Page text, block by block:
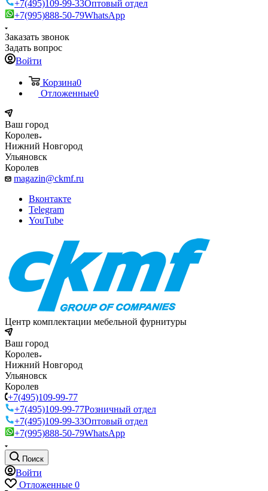
+7(495)109-99-33Оптовый отдел
+7(995)888-50-79WhatsApp
Заказать звонок
Задать вопрос
Войти
Корзина0
Отложенные0
Ваш город
Королев
Нижний Новгород
Ульяновск
Королев
magazin@ckmf.ru
Вконтакте
Telegram
YouTube
Центр комплектации мебельной фурнитуры
Ваш город
Королев
Нижний Новгород
Ульяновск
Королев
+7(495)109-99-77
+7(495)109-99-77Розничный отдел
+7(495)109-99-33Оптовый отдел
+7(995)888-50-79WhatsApp
Поиск
Войти
Отложенные 0